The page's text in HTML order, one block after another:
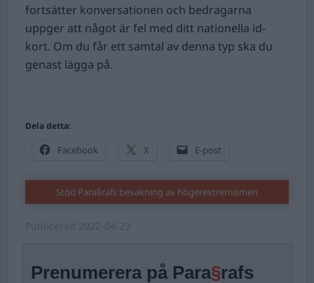
fortsätter konversationen och bedragarna
uppger att något är fel med ditt nationella id-
kort. Om du får ett samtal av denna typ ska du
genast lägga på.
Dela detta:
Facebook X E-post
Stöd Para§rafs bevakning av högerextremismen
Prenumerera på Para§rafs